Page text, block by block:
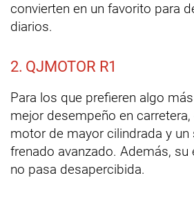
convierten en un favorito para
diarios.
2. QJMOTOR R1
Para los que prefieren algo
mejor desempeño en
motor de mayor cilindrada y un
frenado avanzado. Además,
no pasa desapercibida.